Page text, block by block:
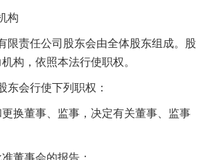
构
责任公司股东会由全体股东组成。股
构，依照本法行使职权。
会行使下列职权：
董事、监事，决定有关董事、监事
事会的报告；